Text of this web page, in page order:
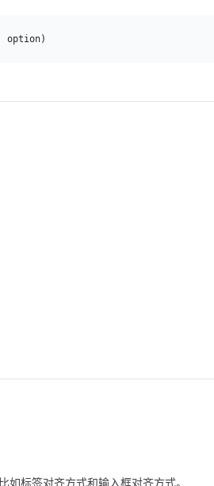
option)
如标签对齐方式和输入框对齐方式。